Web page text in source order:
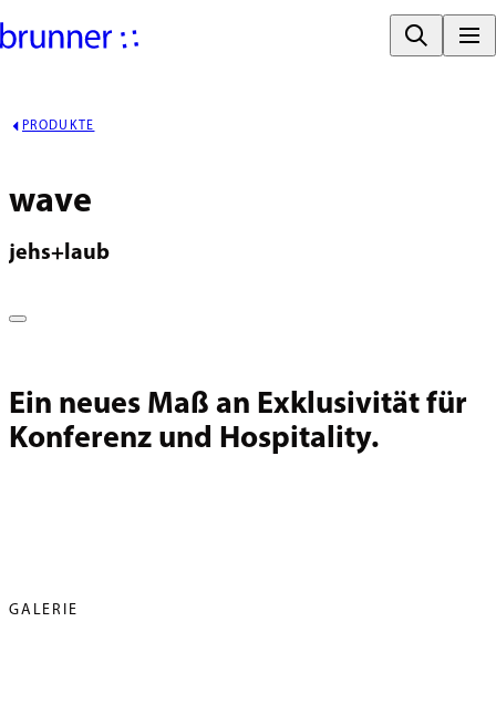
PRODUKTE
wave
jehs+laub
Ein neues Maß an Exklusivität für
Konferenz und Hospitality.
GALERIE